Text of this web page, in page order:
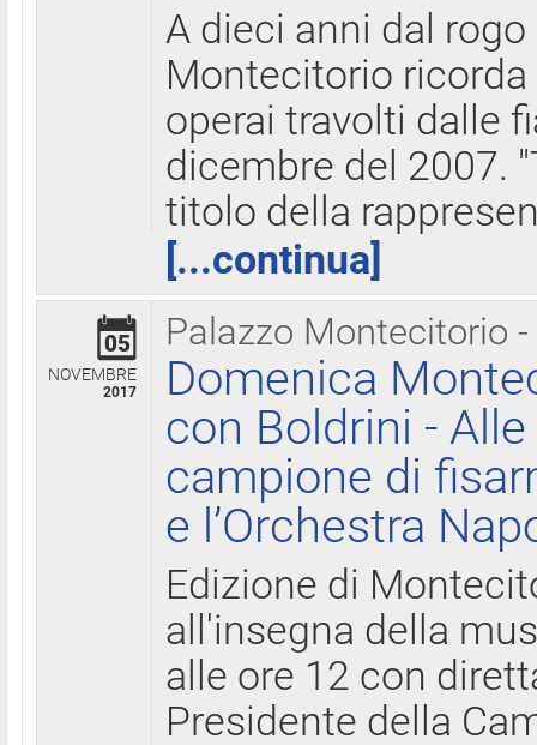
A dieci anni dal
Montecitorio
operai travolti dalle
dicembre del 2007.
titolo della
[...continua]
Palazzo Montecitorio
05
NOVEMBRE
2017
Domenica
con Boldrini -
campione di
e l’Orchestra
Edizione di
all'insegna della
alle ore 12 con
Presidente della